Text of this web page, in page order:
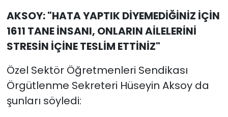
AKSOY: "HATA YAPTIK DİYEMEDİĞİNİZ İÇİN
1611 TANE İNSANI, ONLARIN AİLELERİNİ
STRESİN İÇİNE TESLİM ETTİNİZ"
Özel Sektör Öğretmenleri Sendikası
Örgütlenme Sekreteri Hüseyin Aksoy da
şunları söyledi: